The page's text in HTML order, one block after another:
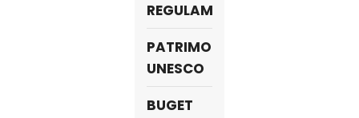
REGULAMENTE
PATRIMONIU
UNESCO
BUGET